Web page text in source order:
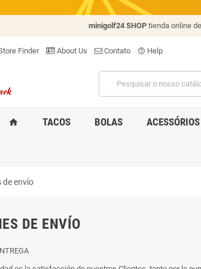
minigolf24 SHOP tienda online
Finder About Us Contato help_outline Help
home TACOS BOLAS ACESSÓRIOS
de envío
DE ENVÍO